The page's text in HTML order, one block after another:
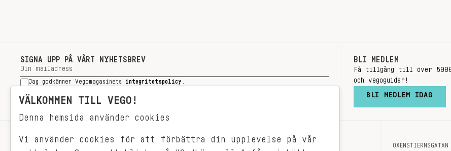
SIGNA UPP PÅ VÅRT NYHETSBREV
Jag godkänner Vegomagasinets integritetspolicy
SIGNA UPP
BLI MEDLEM
Få tillgång till över
och vegoguider!
BLI MEDLEM IDAG
RECEPT OM OSS
VÄLKOMMEN TILL VEGO!
Denna hemsida använder cookies
Vi använder cookies för att förbättra din upplevelse på vår